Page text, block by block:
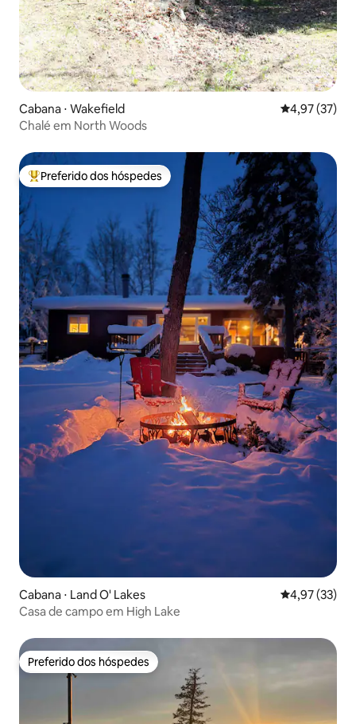
Cabana ⋅ Wakefield 4,97 de uma
4,97 (37)
Chalé em North Woods
Entre os melhores preferidos dos hóspedes
Preferido dos hóspedes
Cabana ⋅ Land O' Lakes 4,97 de uma
4,97 (33)
Casa de campo em High Lake
Preferido dos hóspedes
Preferido dos hóspedes